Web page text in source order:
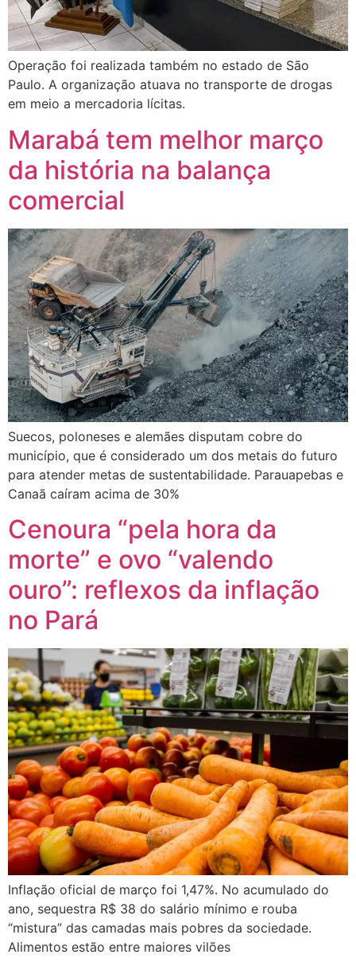
Operação foi realizada também no estado de São
Paulo. A organização atuava no transporte de drogas
em meio a mercadoria lícitas.
Marabá tem melhor março
da história na balança
comercial
Suecos, poloneses e alemães disputam cobre do
município, que é considerado um dos metais do futuro
para atender metas de sustentabilidade. Parauapebas e
Canaã caíram acima de 30%
Cenoura “pela hora da
morte” e ovo “valendo
ouro”: reflexos da inflação
no Pará
Inflação oficial de março foi 1,47%. No acumulado do
ano, sequestra R$ 38 do salário mínimo e rouba
“mistura” das camadas mais pobres da sociedade.
Alimentos estão entre maiores vilões